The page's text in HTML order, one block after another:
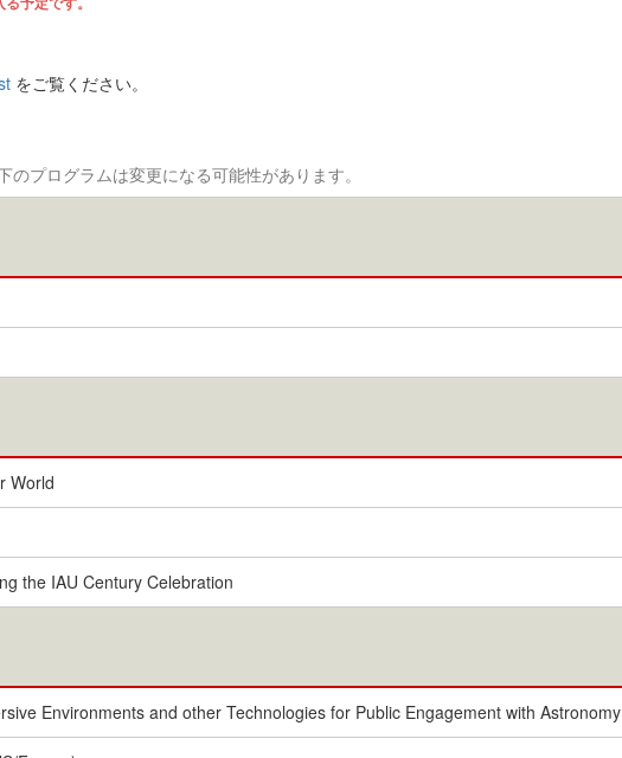
をご覧ください。
プログラムは変更になる可能性があります。
World
the IAU Century Celebration
Environments and other Technologies for Public Engagement with Astronomy